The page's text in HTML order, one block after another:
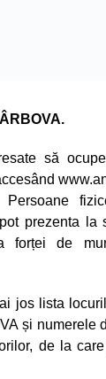
să
Persoane
prezenta la
forței de
jos lista
și numerele
de la